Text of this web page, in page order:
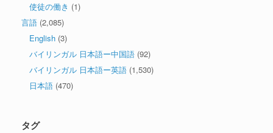
使徒の働き (1)
言語 (2,085)
English (3)
バイリンガル 日本語ー中国語 (92)
バイリンガル 日本語ー英語 (1,530)
日本語 (470)
タグ